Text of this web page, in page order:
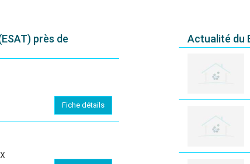
près de
Fiche détails
Actualité du